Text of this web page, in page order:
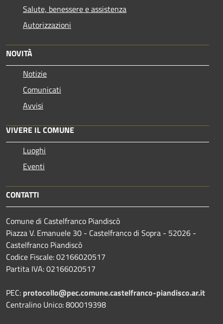
Salute, benessere e assistenza
Autorizzazioni
NOVITÀ
Notizie
Comunicati
Avvisi
VIVERE IL COMUNE
Luoghi
Eventi
CONTATTI
Comune di Castelfranco Piandiscò
Piazza V. Emanuele 30 - Castelfranco di Sopra - 52026 -
Castelfranco Piandiscò
Codice Fiscale: 02166020517
Partita IVA: 02166020517
PEC: protocollo@pec.comune.castelfranco-piandisco.ar.it
Centralino Unico: 800019398